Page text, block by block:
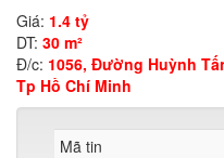
Giá: 1.4 tỷ
DT: 30 m²
Đ/c: 1056, Đường Huỳnh
Tp Hồ Chí Minh
Mã tin